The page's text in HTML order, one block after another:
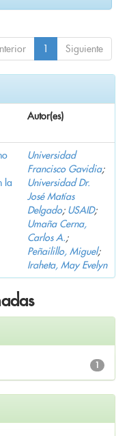
1 Siguiente
Autor(es)
la
Universidad
Francisco Gavidia;
Universidad Dr.
José Matías
Delgado; USAID;
Umaña Cerna,
Carlos A.;
Peñailillo, Miguel;
Iraheta, May Evelyn
1